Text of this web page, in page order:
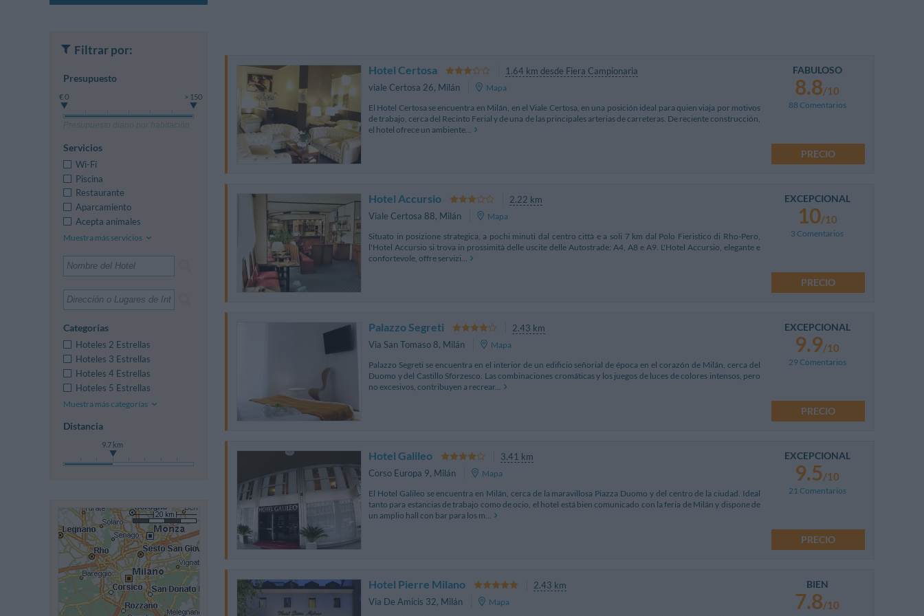
Hotel Certosa
1.64 km desde Fiera Campionaria
viale Certosa 26, Milán
Mapa
El Hotel Certosa se encuentra en Milán, en el Viale Certosa, en una posición ideal para quien viaja por motivos
de trabajo, cerca del Recinto Ferial y de una de las principales arterias de carreteras. De reciente construcción,
el hotel ofrece un ambiente...
FABULOSO
8.8/10
88 Comentarios
PRECIO
Hotel Accursio
2.22 km
Viale Certosa 88, Milán
Mapa
Situato in posizione strategica, a pochi minuti dal centro città e a soli 7 km dal Polo Fieristico di Rho-Pero,
l'Hotel Accursio si trova in prossimità delle uscite delle Autostrade: A4, A8 e A9. L'Hotel Accursio, elegante e
confortevole, offre servizi...
EXCEPCIONAL
10/10
3 Comentarios
PRECIO
Palazzo Segreti
2.43 km
Via San Tomaso 8, Milán
Mapa
Palazzo Segreti se encuentra en el interior de un edificio señorial de época en el corazón de Milán, cerca del
Duomo y del Castillo Sforzesco. Las combinaciones cromáticas y los juegos de luces de colores intensos, pero
no excesivos, contribuyen a recrear...
EXCEPCIONAL
9.9/10
29 Comentarios
PRECIO
Hotel Galileo
3.41 km
Corso Europa 9, Milán
Mapa
El Hotel Galileo se encuentra en Milán, cerca de la maravillosa Piazza Duomo y del centro de la ciudad. Ideal
tanto para estancias de trabajo como de ocio, el hotel está bien comunicado con la feria de Milán y dispone de
un amplio hall con bar para los m...
EXCEPCIONAL
9.5/10
21 Comentarios
PRECIO
Hotel Pierre Milano
2.43 km
Via De Amicis 32, Milán
Mapa
BIEN
7.8/10
Filtrar por:
Presupuesto
€ 0 > 150
Presupuesto diario por habitación
Servicios
Wi-Fi
Piscina
Restaurante
Aparcamiento
Acepta animales
Muestra más servicios
Categorías
Hoteles 2 Estrellas
Hoteles 3 Estrellas
Hoteles 4 Estrellas
Hoteles 5 Estrellas
Muestra más categorías
Distancia
9.7 km